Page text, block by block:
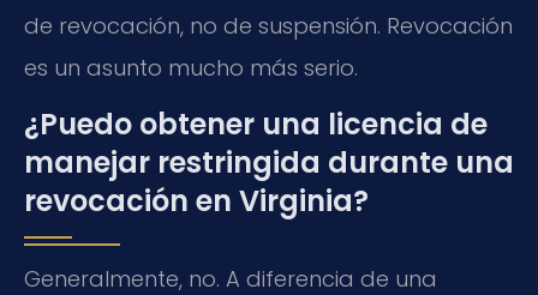
de revocación, no de suspensión. Revocación
es un asunto mucho más serio.
¿Puedo obtener una licencia de
manejar restringida durante una
revocación en Virginia?
Generalmente, no. A diferencia de una